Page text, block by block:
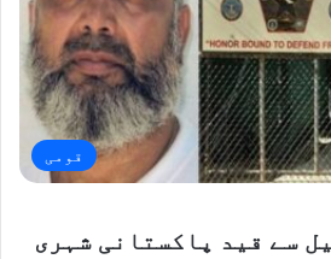
قومی
سے قید پاکستانی شہری